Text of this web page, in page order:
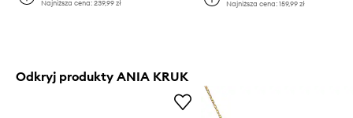
Najniższa cena:239,99 zł
Najniższa cena: 159,99 zł
Odkryj produkty ANIA KRUK